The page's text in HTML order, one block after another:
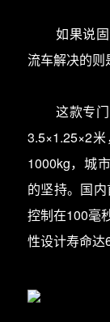
如果说固
流车解决的则
这款专门
3.5×1.25×2
1000kg，城
的坚持。国
控制在100毫
性设计寿命达